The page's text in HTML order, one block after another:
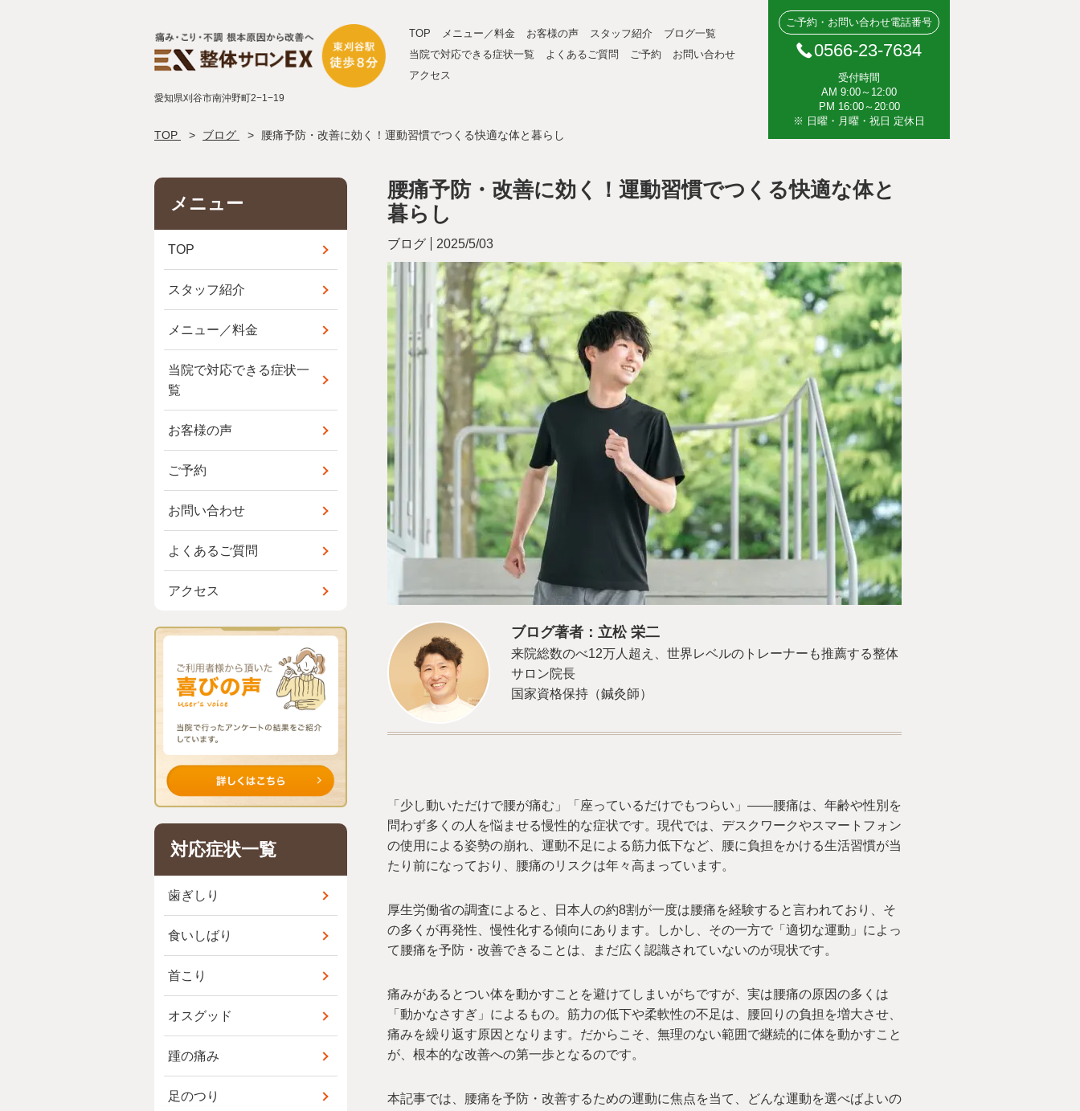
愛知県刈谷市南沖野町2−1−19
TOP メニュー／料金 お客様の声 スタッフ紹介
ブログ一覧
当院で対応できる症状一覧
よくあるご質問 ご予約
お問い合わせ
アクセス
ご予約・お問い合わせ電話番号
0566-23-7634
受付時間
AM 9:00～12:00
PM 16:00～20:00
※ 日曜・月曜・祝日 定休日
TOP ブログ 腰痛予防・改善に効く！運動習慣でつくる快適な体と暮らし
腰痛予防・改善に効く！運動習慣でつくる快適な体と
暮らし
ブログ 2025/5/03
ブログ著者：立松 栄二
来院総数のべ12万人超え、世界レベルのトレーナーも推薦する整体
サロン院長
国家資格保持（鍼灸師）
「少し動いただけで腰が痛む」「座っているだけでもつらい」——腰痛は、年齢や性別を
問わず多くの人を悩ませる慢性的な症状です。現代では、デスクワークやスマートフォン
の使用による姿勢の崩れ、運動不足による筋力低下など、腰に負担をかける生活習慣が当
たり前になっており、腰痛のリスクは年々高まっています。
厚生労働省の調査によると、日本人の約8割が一度は腰痛を経験すると言われており、そ
の多くが再発性、慢性化する傾向にあります。しかし、その一方で「適切な運動」によっ
て腰痛を予防・改善できることは、まだ広く認識されていないのが現状です。
痛みがあるとつい体を動かすことを避けてしまいがちですが、実は腰痛の原因の多くは
「動かなさすぎ」によるもの。筋力の低下や柔軟性の不足は、腰回りの負担を増大させ、
痛みを繰り返す原因となります。だからこそ、無理のない範囲で継続的に体を動かすこと
が、根本的な改善への第一歩となるのです。
本記事では、腰痛を予防・改善するための運動に焦点を当て、どんな運動を選べばよいの
メニュー
TOP
スタッフ紹介
メニュー／料金
当院で対応できる症状一
覧
お客様の声
ご予約
お問い合わせ
よくあるご質問
アクセス
対応症状一覧
歯ぎしり
食いしばり
首こり
オスグッド
踵の痛み
足のつり